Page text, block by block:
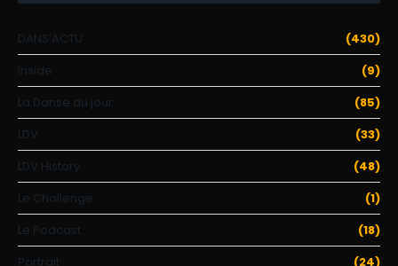
DANS'ACTU
(430)
Inside
(9)
La Danse du jour
(85)
LDV
(33)
LDV History
(48)
Le Challenge
(1)
Le Podcast
(18)
Portrait
(24)